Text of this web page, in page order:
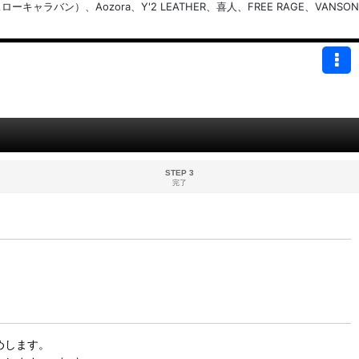
キャラバン）、Aozora、Y'2 LEATHER、喜人、FREE RAGE、VANSON
STEP 3
完了
ます。